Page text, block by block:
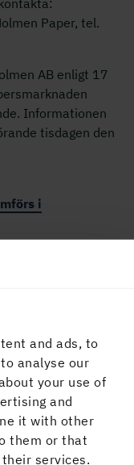
and ads, to
analyse our
your use of
and
it with other
them or that
services.
Paper, tel.
AB enligt 17
Informationen
tisdagen den
i